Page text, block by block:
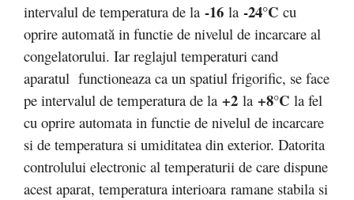
intervalul de temperatura de la -16 la -24°C cu
oprire automată in functie de nivelul de incarcare al
congelatorului. Iar reglajul temperaturi cand
aparatul functioneaza ca un spatiul frigorific, se face
pe intervalul de temperatura de la +2 la +8°C la fel
cu oprire automata in functie de nivelul de incarcare
si de temperatura si umiditatea din exterior. Datorita
controlului electronic al temperaturii de care dispune
acest aparat, temperatura interioara ramane stabila si